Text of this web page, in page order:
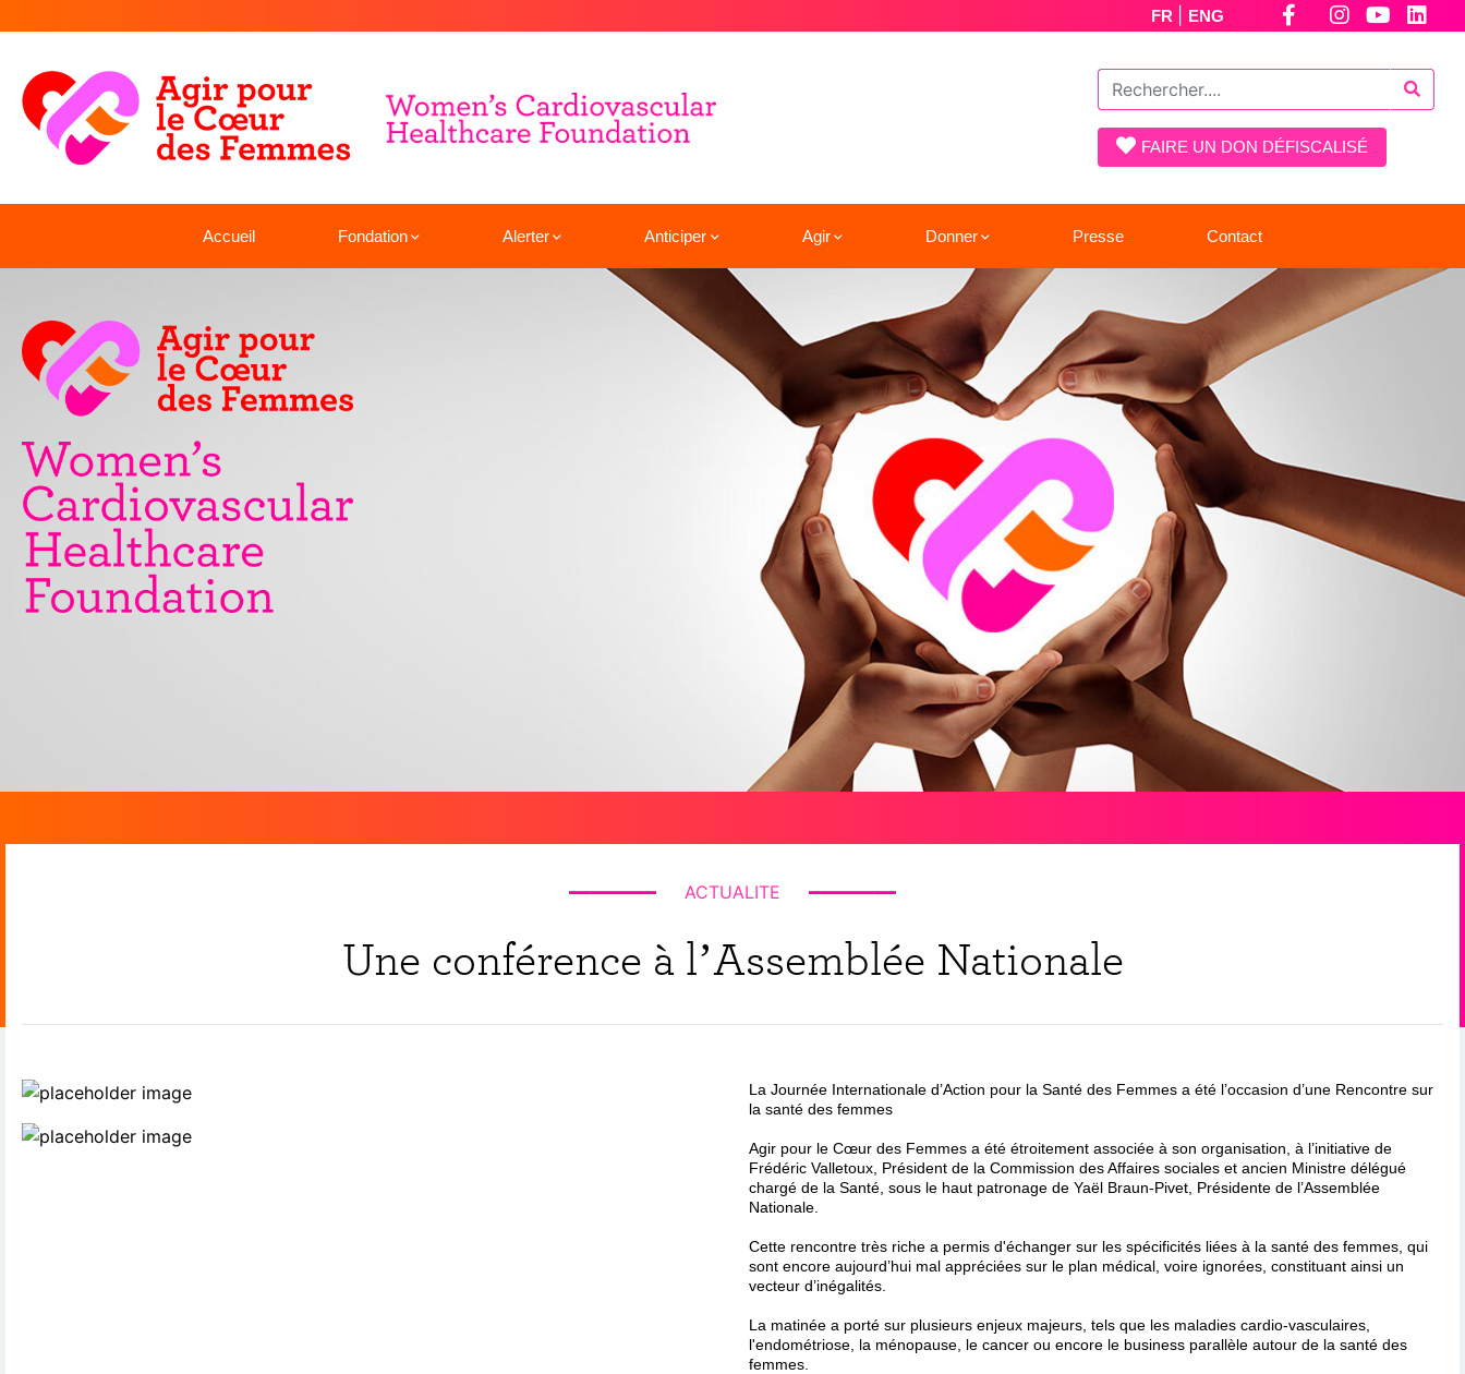
FR ENG
FAIRE UN DON DÉFISCALISÉ
Accueil Fondation Alerter Anticiper Agir Donner Presse Contact
ACTUALITE
Une conférence à l’Assemblée Nationale
La Journée Internationale d’Action pour la Santé des Femmes a été l’occasion d’une Rencontre sur
la santé des femmes
Agir pour le Cœur des Femmes a été étroitement associée à son organisation, à l’initiative de
Frédéric Valletoux, Président de la Commission des Affaires sociales et ancien Ministre délégué
chargé de la Santé, sous le haut patronage de Yaël Braun-Pivet, Présidente de l’Assemblée
Nationale.
Cette rencontre très riche a permis d'échanger sur les spécificités liées à la santé des femmes, qui
sont encore aujourd’hui mal appréciées sur le plan médical, voire ignorées, constituant ainsi un
vecteur d’inégalités.
La matinée a porté sur plusieurs enjeux majeurs, tels que les maladies cardio-vasculaires,
l'endométriose, la ménopause, le cancer ou encore le business parallèle autour de la santé des
femmes.